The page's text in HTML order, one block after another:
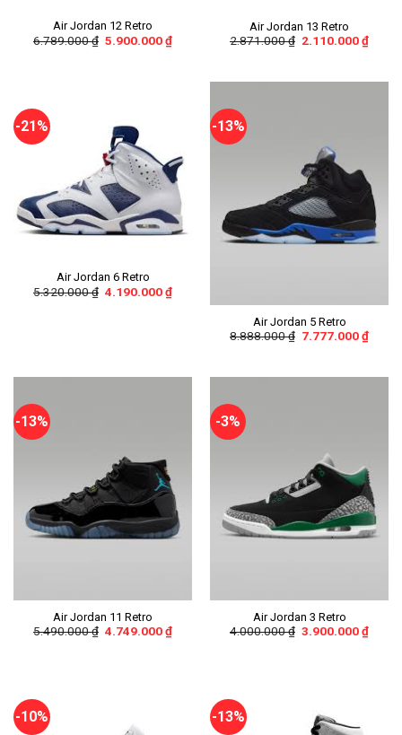
Air Jordan 12 Retro
6.789.000₫ 5.900.000₫
Air Jordan 13 Retro
2.871.000₫ 2.110.000₫
-21%
Air Jordan 6 Retro
5.320.000₫ 4.190.000₫
-13%
Air Jordan 5 Retro
8.888.000₫ 7.777.000₫
-13%
Air Jordan 11 Retro
5.490.000₫ 4.749.000₫
-3%
Air Jordan 3 Retro
4.000.000₫ 3.900.000₫
-10% -13%